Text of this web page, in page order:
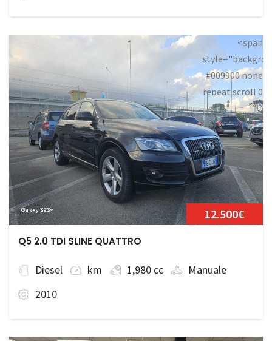
<span
#009900 none
repeat scroll 0
12.500€
Q5 2.0 TDI SLINE QUATTRO
Diesel km 1,980 cc
Manuale
2010